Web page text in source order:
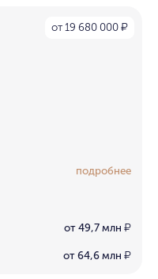
от 19 680 000 ₽
подробнее
от 49,7 млн ₽
от 64,6 млн ₽